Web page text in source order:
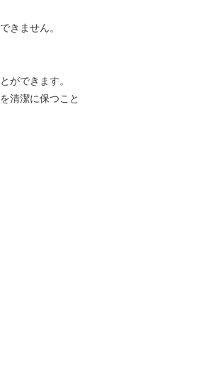
きません。
ができます。
清潔に保つこと